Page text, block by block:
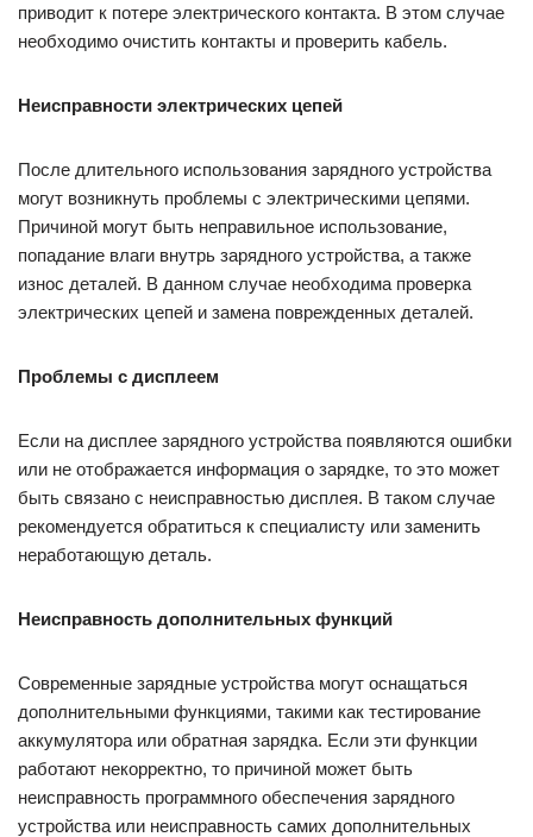
приводит к потере электрического контакта. В этом случае
необходимо очистить контакты и проверить кабель.
Неисправности электрических цепей
После длительного использования зарядного устройства
могут возникнуть проблемы с электрическими цепями.
Причиной могут быть неправильное использование,
попадание влаги внутрь зарядного устройства, а также
износ деталей. В данном случае необходима проверка
электрических цепей и замена поврежденных деталей.
Проблемы с дисплеем
Если на дисплее зарядного устройства появляются ошибки
или не отображается информация о зарядке, то это может
быть связано с неисправностью дисплея. В таком случае
рекомендуется обратиться к специалисту или заменить
неработающую деталь.
Неисправность дополнительных функций
Современные зарядные устройства могут оснащаться
дополнительными функциями, такими как тестирование
аккумулятора или обратная зарядка. Если эти функции
работают некорректно, то причиной может быть
неисправность программного обеспечения зарядного
устройства или неисправность самих дополнительных